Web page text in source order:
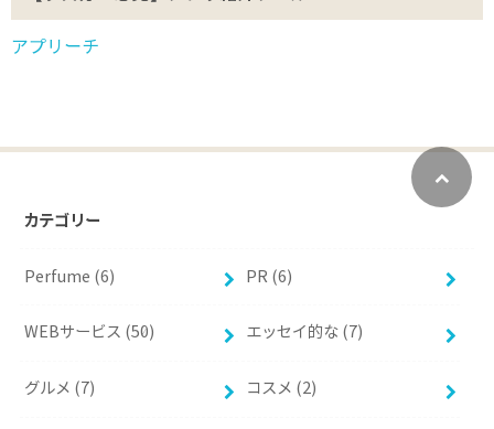
アプリーチ
カテゴリー
Perfume (6) PR (6)
WEBサービス (50) エッセイ的な (7)
グルメ (7) コスメ (2)